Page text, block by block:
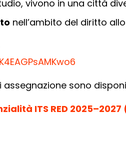
vivono in una città
nell’ambito del diritto
sono
ITS RED 2025–2027